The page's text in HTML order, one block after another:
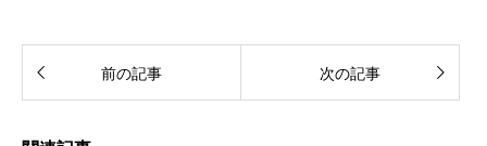
前の記事 次の記事